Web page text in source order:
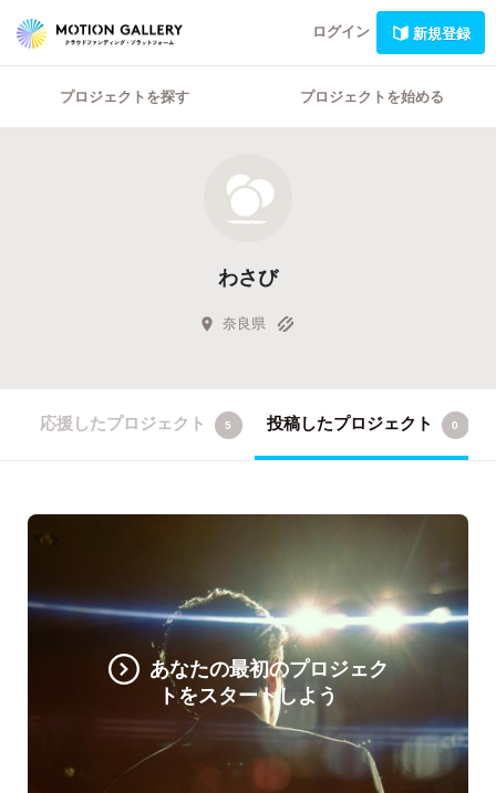
ログイン 新規登録
プロジェクトを探す プロジェクトを始める
わさび
奈良県
応援したプロジェクト 5 投稿したプロジェクト 0
あなたの最初のプロジェク
トをスタートしよう